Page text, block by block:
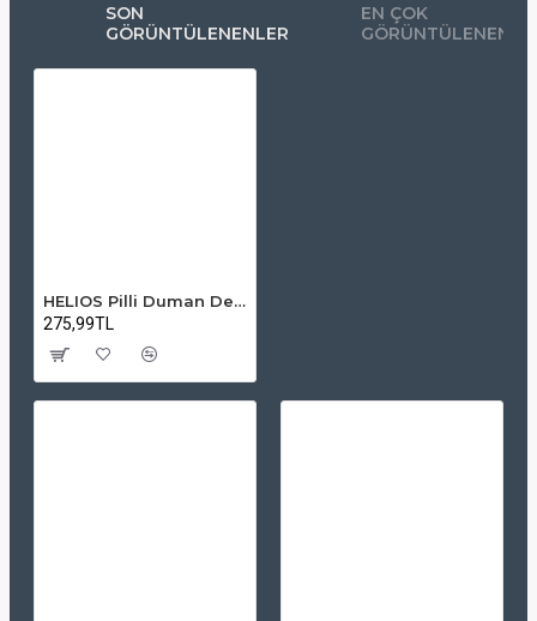
SON
GÖRÜNTÜLENENLER
EN ÇOK
HELIOS Pilli Duman Dedektörü – YS 001 (Pil Hariç)
275,99TL